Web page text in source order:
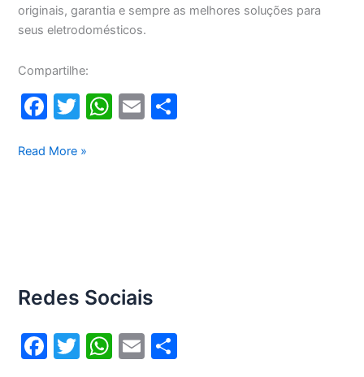
originais, garantia e sempre as melhores soluções para
seus eletrodomésticos.
Compartilhe:
F
c
k
T
itt
W E
Assistência
Read More »
Redes Sociais
F
T
W E